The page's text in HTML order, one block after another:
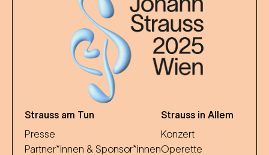
Strauss am Tun
Presse
Partner*innen & Sponsor*innen
Strauss in Allem
Konzert
Operette